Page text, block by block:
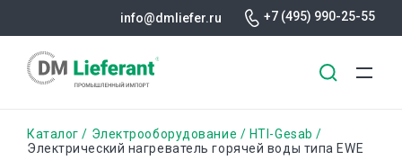
info@dmliefer.ru +7 (495) 990-25-55
Строка
Каталог Электрооборудование
HTI-Gesab
Электрический нагреватель горячей воды типа EWE